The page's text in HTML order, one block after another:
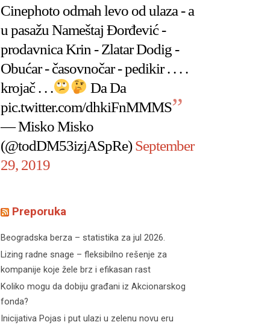
Cinephoto odmah levo od ulaza - a
u pasažu Nameštaj Đorđević -
prodavnica Krin - Zlatar Dodig -
Obućar - časovnočar - pedikir . . . .
krojač . . .
Da Da
pic.twitter.com/dhkiFnMMMS
— Misko Misko
(@todDM53izjASpRe)September
29, 2019
Preporuka
Beogradska berza – statistika za jul 2026.
Lizing radne snage – fleksibilno rešenje za
kompanije koje žele brz i efikasan rast
Koliko mogu da dobiju građani iz Akcionarskog
fonda?
Inicijativa Pojas i put ulazi u zelenu novu eru